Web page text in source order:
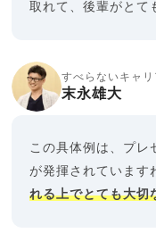
取れて、後輩がとて
すべらないキャ
末永雄大
この具体例は、プレ
が発揮されています
れる上でとても大切